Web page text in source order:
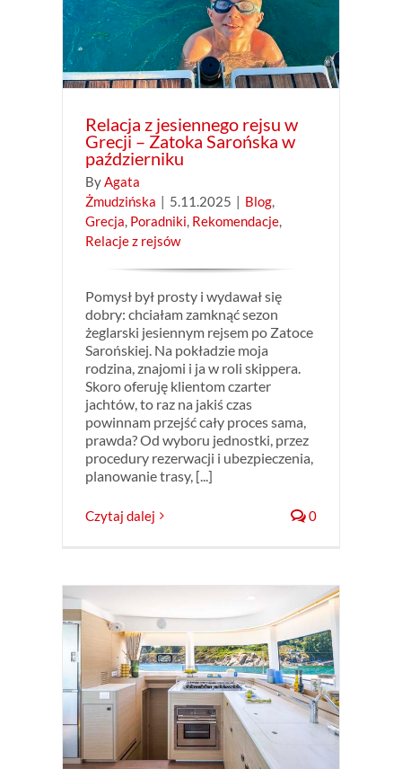
Relacja z jesiennego rejsu w
Grecji – Zatoka Sarońska w
październiku
ByAgata
Żmudzińska | 5.11.2025 | Blog,
Grecja, Poradniki, Rekomendacje,
Relacje z rejsów
Pomysł był prosty i wydawał się
dobry: chciałam zamknąć sezon
żeglarski jesiennym rejsem po Zatoce
Sarońskiej. Na pokładzie moja
rodzina, znajomi i ja w roli skippera.
Skoro oferuję klientom czarter
jachtów, to raz na jakiś czas
powinnam przejść cały proces sama,
prawda? Od wyboru jednostki, przez
procedury rezerwacji i ubezpieczenia,
planowanie trasy, [...]
Czytaj dalej 0